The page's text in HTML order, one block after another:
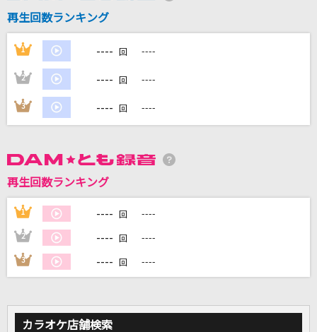
RO-KYU-BU!
カラオケ最新情報をチェック！
再生回数ランキング
1 ---- 回 ----
2 ---- 回 ----
3 ---- 回 ----
再生回数ランキング
1 ---- 回 ----
2 ---- 回 ----
3 ---- 回 ----
カラオケ店舗検索